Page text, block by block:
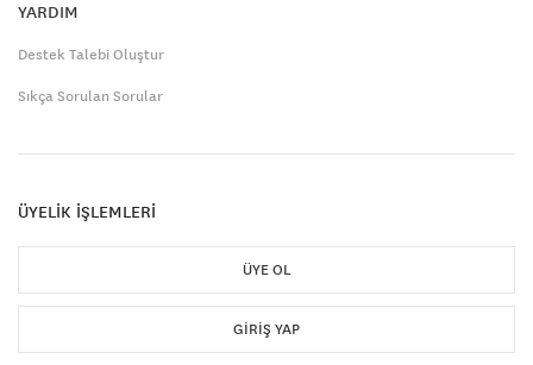
YARDIM
Destek Talebi Oluştur
Sıkça Sorulan Sorular
ÜYELİK İŞLEMLERİ
ÜYE OL
GIRIŞ YAP